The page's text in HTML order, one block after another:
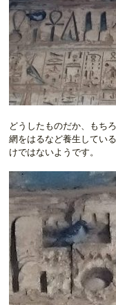
どうしたものだか、もち
網をはるなど養生してい
けではないようです。